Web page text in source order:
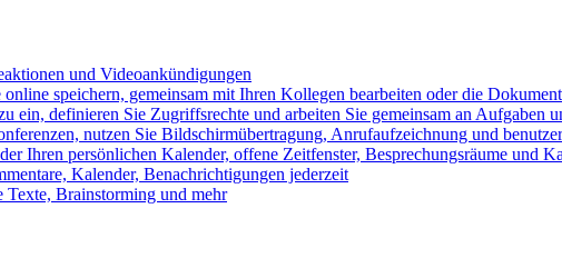
und Videoankündigungen
speichern, gemeinsam mit Ihren Kollegen bearbeiten oder die
ein, definieren Sie Zugriffsrechte und arbeiten Sie gemeinsam an Aufgaben
nutzen Sie Bildschirmübertragung, Anrufaufzeichnung und
Ihren persönlichen Kalender, offene Zeitfenster, Besprechungsräume und
Kalender, Benachrichtigungen jederzeit
Brainstorming und mehr